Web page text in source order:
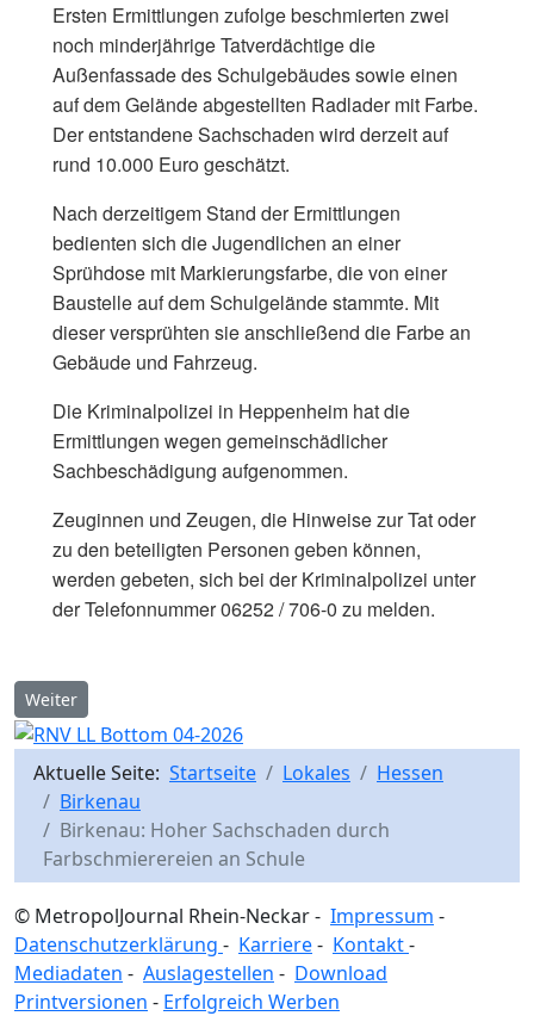
Ersten Ermittlungen zufolge beschmierten zwei
noch minderjährige Tatverdächtige die
Außenfassade des Schulgebäudes sowie einen
auf dem Gelände abgestellten Radlader mit Farbe.
Der entstandene Sachschaden wird derzeit auf
rund 10.000 Euro geschätzt.
Nach derzeitigem Stand der Ermittlungen
bedienten sich die Jugendlichen an einer
Sprühdose mit Markierungsfarbe, die von einer
Baustelle auf dem Schulgelände stammte. Mit
dieser versprühten sie anschließend die Farbe an
Gebäude und Fahrzeug.
Die Kriminalpolizei in Heppenheim hat die
Ermittlungen wegen gemeinschädlicher
Sachbeschädigung aufgenommen.
Zeuginnen und Zeugen, die Hinweise zur Tat oder
zu den beteiligten Personen geben können,
werden gebeten, sich bei der Kriminalpolizei unter
der Telefonnummer 06252 / 706-0 zu melden.
Nächster Beitrag: Birkenau: Unfallflucht in der Wilhelmstraße
Weiter
Aktuelle Seite: Startseite Lokales
Hessen
Birkenau
Birkenau: Hoher Sachschaden durch
Farbschmierereien an Schule
© MetropolJournal Rhein-Neckar - Impressum -
Datenschutzerklärung - Karriere- Kontakt-
Mediadaten - Auslagestellen - Download
Printversionen - Erfolgreich Werben